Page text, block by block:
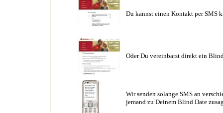
Du kannst einen Kontakt per SMS
Oder Du vereinbarst direkt ein
Wir senden solange SMS an
jemand zu Deinem Blind Date